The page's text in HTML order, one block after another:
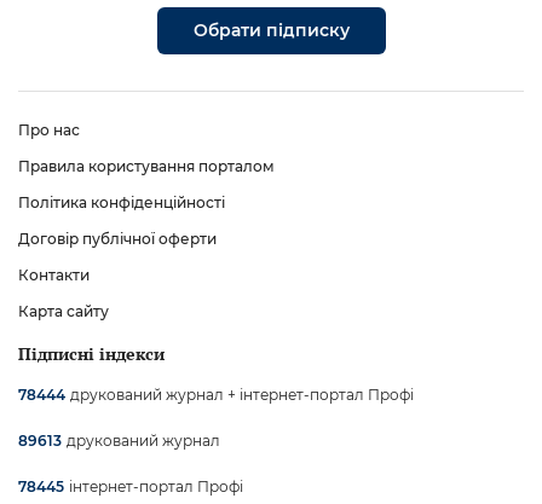
Обрати підписку
Про нас
Правила користування порталом
Політика конфіденційності
Договір публічної оферти
Контакти
Карта сайту
Підписні індекси
78444 друкований журнал + інтернет-портал Профі
89613 друкований журнал
78445 інтернет-портал Профі